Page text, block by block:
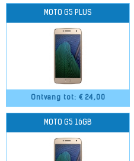
Ontvang tot: € 24,00
MOTO G5 PLUS
MOTO G5 16GB